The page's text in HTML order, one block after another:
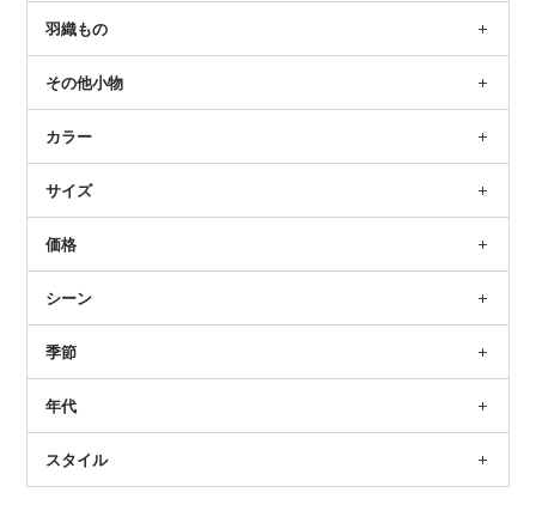
羽織もの
その他小物
カラー
サイズ
価格
シーン
季節
年代
スタイル